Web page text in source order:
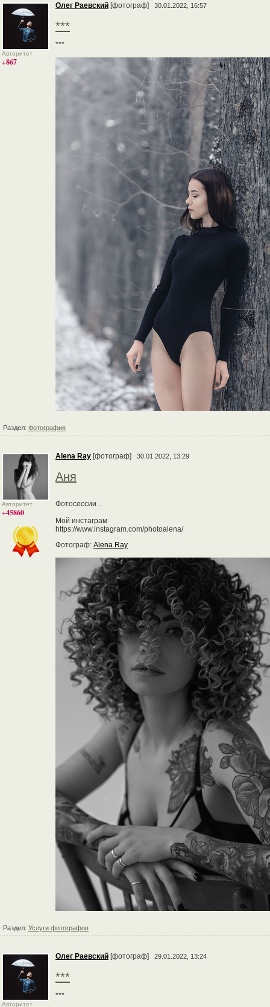
Авторитет
+867
Олег Раевский [фотограф] 30.01.2022, 16:57
***
***
Раздел: Фотография
Авторитет
+45860
Alena Ray [фотограф] 30.01.2022, 13:29
Аня
Фотосессии...
Мой инстаграм
https://www.instagram.com/photoalena/
Фотограф: Alena Ray
Раздел: Услуги фотографов
Авторитет
Олег Раевский [фотограф] 29.01.2022, 13:24
***
***